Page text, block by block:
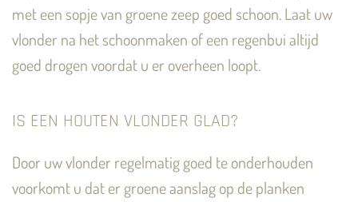
met een sopje van groene zeep goed schoon. Laat uw
vlonder na het schoonmaken of een regenbui altijd
goed drogen voordat u er overheen loopt.
IS EEN HOUTEN VLONDER GLAD?
Door uw vlonder regelmatig goed te onderhouden
voorkomt u dat er groene aanslag op de planken